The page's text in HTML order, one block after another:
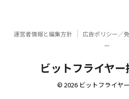
運営者情報と編集方針 広告ポリシー／
ー
ビットフライヤ
© 2026 ビットフライヤ